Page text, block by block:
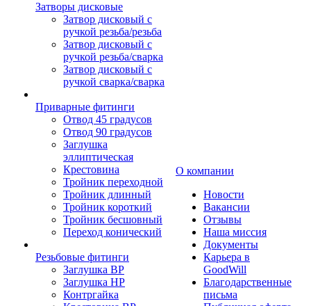
Затворы дисковые
Затвор дисковый с
ручкой резьба/резьба
Затвор дисковый с
ручкой резьба/сварка
Затвор дисковый с
ручкой сварка/сварка
Приварные фитинги
Отвод 45 градусов
Отвод 90 градусов
Заглушка
эллиптическая
Крестовина
Тройник переходной
Тройник длинный
Тройник короткий
Тройник бесшовный
Переход конический
Резьбовые фитинги
Заглушка ВР
Заглушка НР
Контргайка
О компании
Новости
Вакансии
Отзывы
Наша миссия
Документы
Карьера в
GoodWill
Благодарственные
письма